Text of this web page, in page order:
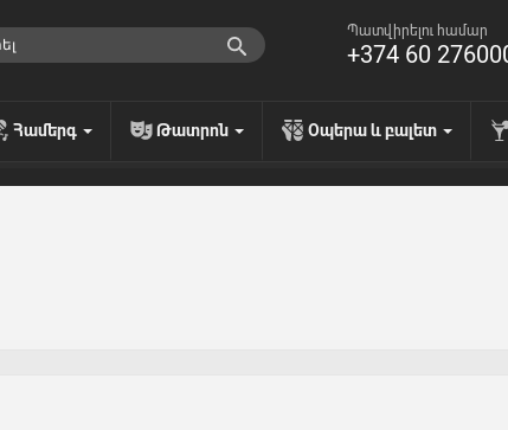
Պատվիրելու համար
+374 60
Համերգ Թատրոն Օպերա և բալետ